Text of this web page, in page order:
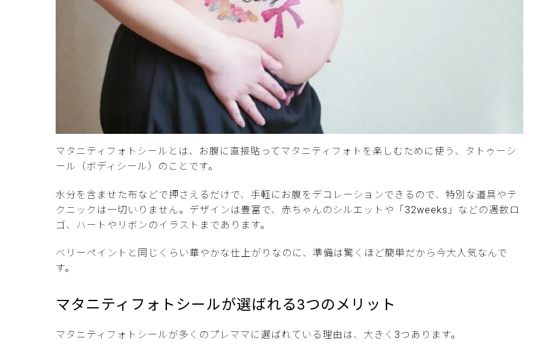
マタニティフォトシールとは、お腹に直接貼ってマタニティフォトを楽しむために使う、タトゥーシ
ール（ボディシール）のことです。
水分を含ませた布などで押さえるだけで、手軽にお腹をデコレーションできるので、特別な道具やテ
クニックは一切いりません。デザインは豊富で、赤ちゃんのシルエットや「32weeks」などの週数ロ
ゴ、ハートやリボンのイラストまであります。
ベリーペイントと同じくらい華やかな仕上がりなのに、準備は驚くほど簡単だから今大人気なんで
す。
マタニティフォトシールが選ばれる3つのメリット
マタニティフォトシールが多くのプレママに選ばれている理由は、大きく3つあります。